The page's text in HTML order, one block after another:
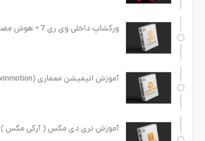
ورکشاپ داخلی وی ری 7 + هوش مصنوعی
آموزش انیمیشن معماری (Mr.Twinmotion)
آموزش تری دی مکس ( آرکی مکس )